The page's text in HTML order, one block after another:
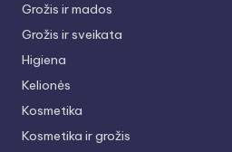
Grožis ir mados
Grožis ir sveikata
Higiena
Kelionės
Kosmetika
Kosmetika ir grožis